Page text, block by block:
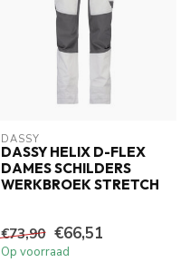
DASSY
DASSY HELIX D-FLEX
DAMES SCHILDERS
WERKBROEK STRETCH
€73,90 €66,51
Op voorraad